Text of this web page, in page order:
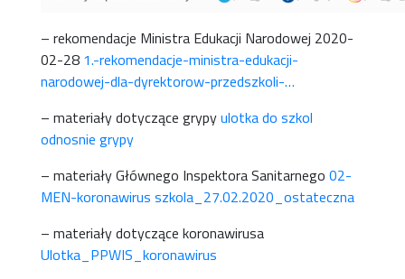
– rekomendacje Ministra Edukacji Narodowej 2020-
02-28 1.-rekomendacje-ministra-edukacji-
narodowej-dla-dyrektorow-przedszkoli-…
– materiały dotyczące grypyulotka do szkol
odnosnie grypy
– materiały Głównego Inspektora Sanitarnego 02-
MEN-koronawirus szkola_27.02.2020_ostateczna
– materiały dotyczące koronawirusa
Ulotka_PPWIS_koronawirus